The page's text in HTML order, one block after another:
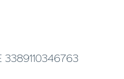
3389110346763